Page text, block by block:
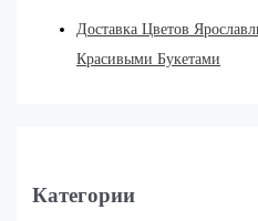
Доставка Цветов
Красивыми Букетами
Категории